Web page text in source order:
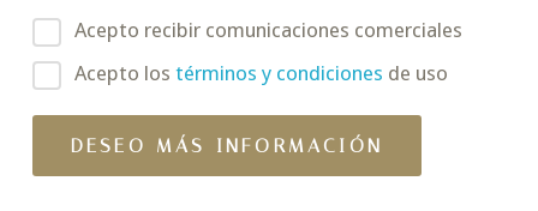
Acepto recibir comunicaciones comerciales
Acepto los términos y condiciones de uso